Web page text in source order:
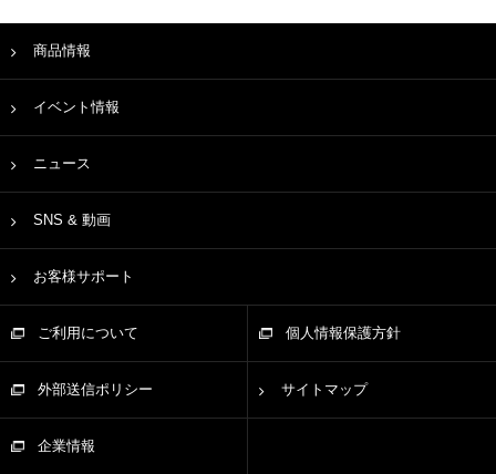
商品情報
イベント情報
ニュース
SNS & 動画
お客様サポート
ご利用について 個人情報保護方針
外部送信ポリシー サイトマップ
企業情報